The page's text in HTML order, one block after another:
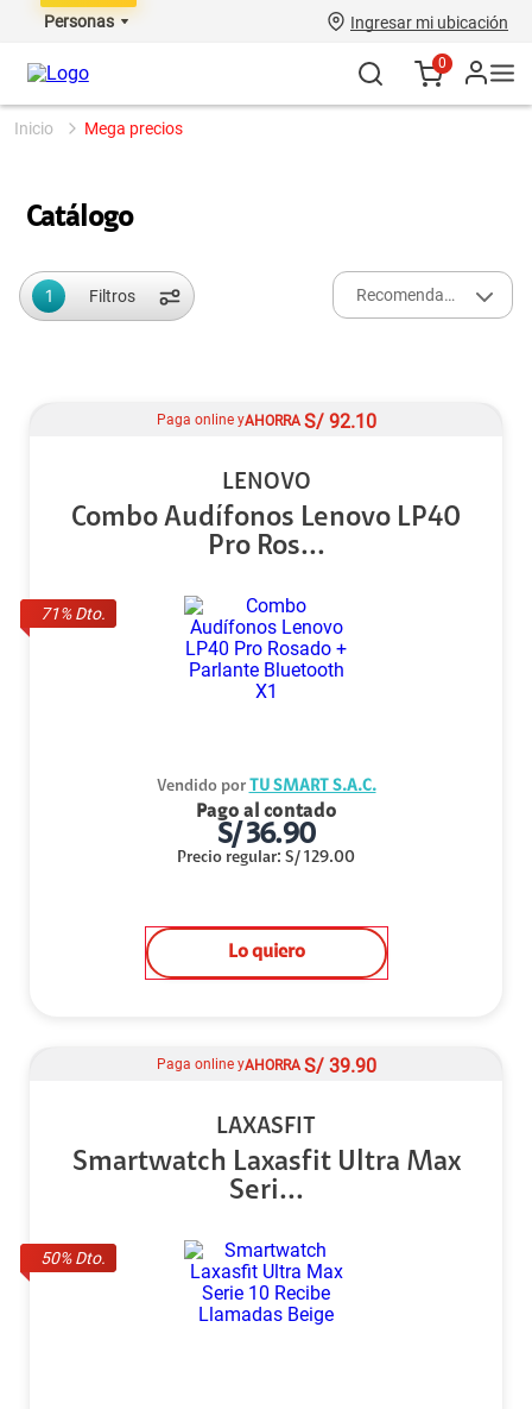
Personas Ingresar mi ubicación
0
mega precios
Catálogo
1 Filtros Recomendados
71% Dto.
Paga online yAHORRA S/ 92.10
LENOVO
Combo Audífonos Lenovo LP40
Pro Ros...
Vendido por TU SMART S.A.C.
Pago al contado
S/36.90
Precio regular: S/ 129.00
Lo quiero
50% Dto.
Paga online yAHORRA S/ 39.90
LAXASFIT
Smartwatch Laxasfit Ultra Max
Seri...